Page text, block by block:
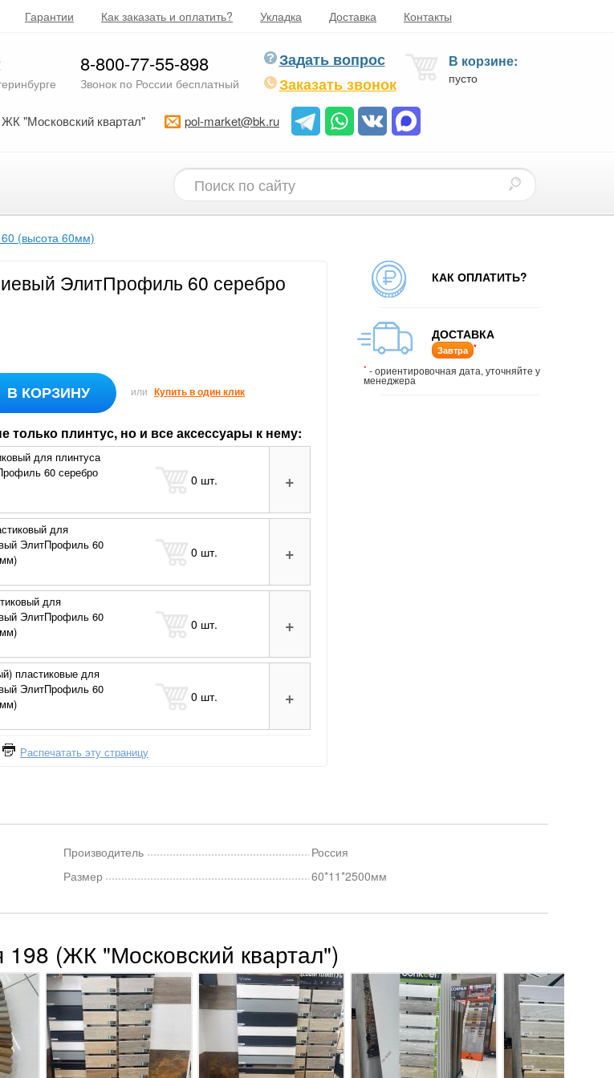
Гарантии Как заказать и оплатить? Укладка Доставка Контакты
8-800-77-55-898
Звонок по России бесплатный
Задать вопрос
Заказать звонок
В корзине:
пусто
"Московский квартал" pol-market@bk.ru
(высота 60мм)
ЭлитПрофиль 60 серебро
В КОРЗИНУ или Купить в один клик
только плинтус, но и все аксессуары к нему:
для плинтуса
60 серебро
0 шт. +
для
ЭлитПрофиль 60
0 шт. +
для
ЭлитПрофиль 60
0 шт. +
пластиковые для
ЭлитПрофиль 60
0 шт. +
Распечатать эту страницу
КАК ОПЛАТИТЬ?
ДОСТАВКА
Завтра *
* - ориентировочная дата, уточняйте у
менеджера
Производитель
Россия
Размер
60*11*2500мм
(ЖК "Московский квартал")